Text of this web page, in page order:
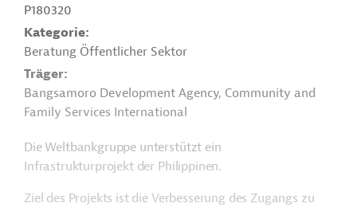
P180320
Kategorie
Beratung Öffentlicher Sektor
Träger
Bangsamoro Development Agency, Community and
Family Services International
Die Weltbankgruppe unterstützt ein
Infrastrukturprojekt der Philippinen.
Ziel des Projekts ist die Verbesserung des Zugangs zu